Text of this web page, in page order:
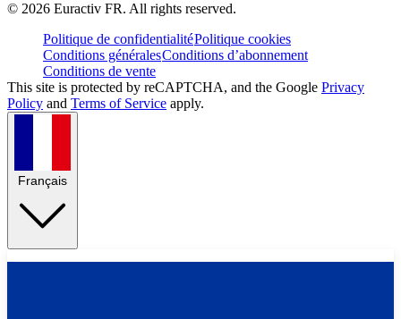
© 2026 Euractiv FR. All rights reserved.
Politique de confidentialitéPolitique cookies
Conditions généralesConditions d’abonnement
Conditions de vente
This site is protected by reCAPTCHA, and the Google Privacy
Policy and Terms of Service apply.
Français